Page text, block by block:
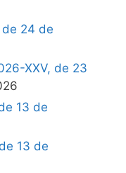
24 de
XXV, de 23
13 de
13 de